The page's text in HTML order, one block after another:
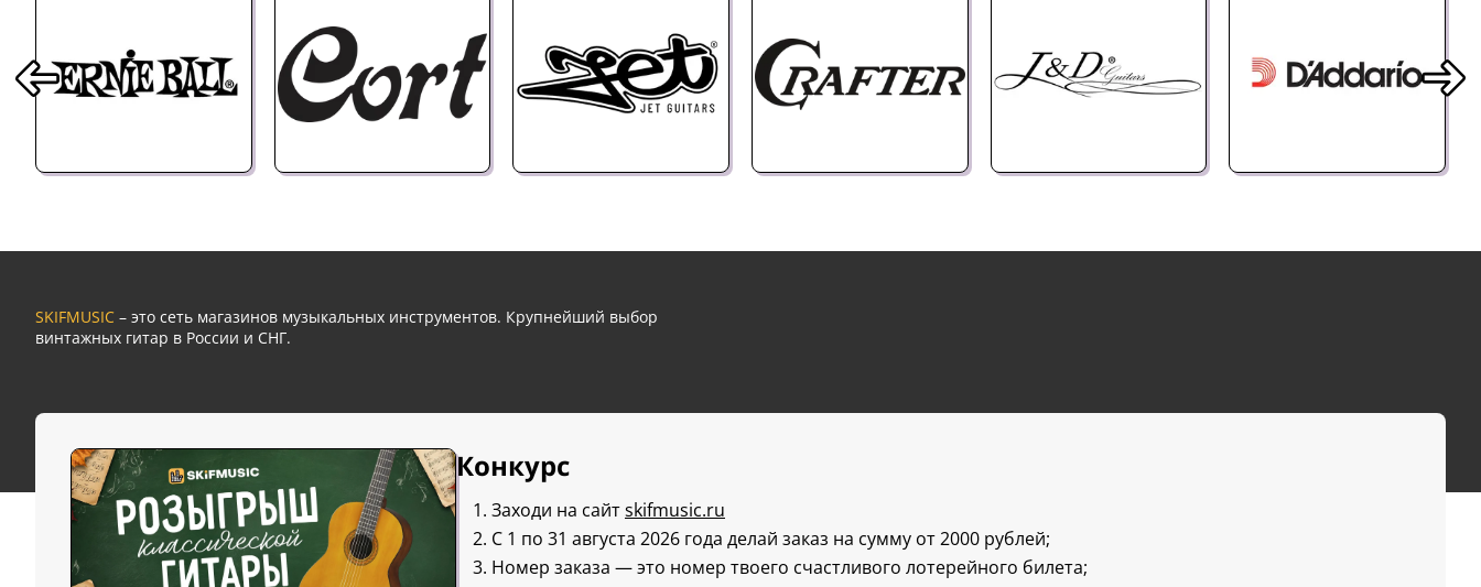
SKIFMUSIC – это сеть магазинов музыкальных инструментов. Крупнейший выбор
винтажных гитар в России и СНГ.
Конкурс
Заходи на сайтskifmusic.ru
С 1 по 31 августа 2026 года делай заказ на сумму от 2000 рублей;
Номер заказа — это номер твоего счастливого лотерейного билета;